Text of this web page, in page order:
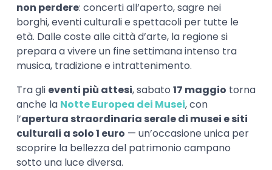
non perdere: concerti all’aperto, sagre nei
borghi, eventi culturali e spettacoli per tutte le
età. Dalle coste alle città d’arte, la regione si
prepara a vivere un fine settimana intenso tra
musica, tradizione e intrattenimento.
Tra gli eventi più attesi, sabato 17 maggio torna
anche la Notte Europea dei Musei, con
l’apertura straordinaria serale di musei e siti
culturali a solo 1 euro — un’occasione unica per
scoprire la bellezza del patrimonio campano
sotto una luce diversa.